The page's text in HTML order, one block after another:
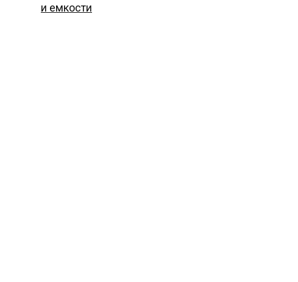
и емкости